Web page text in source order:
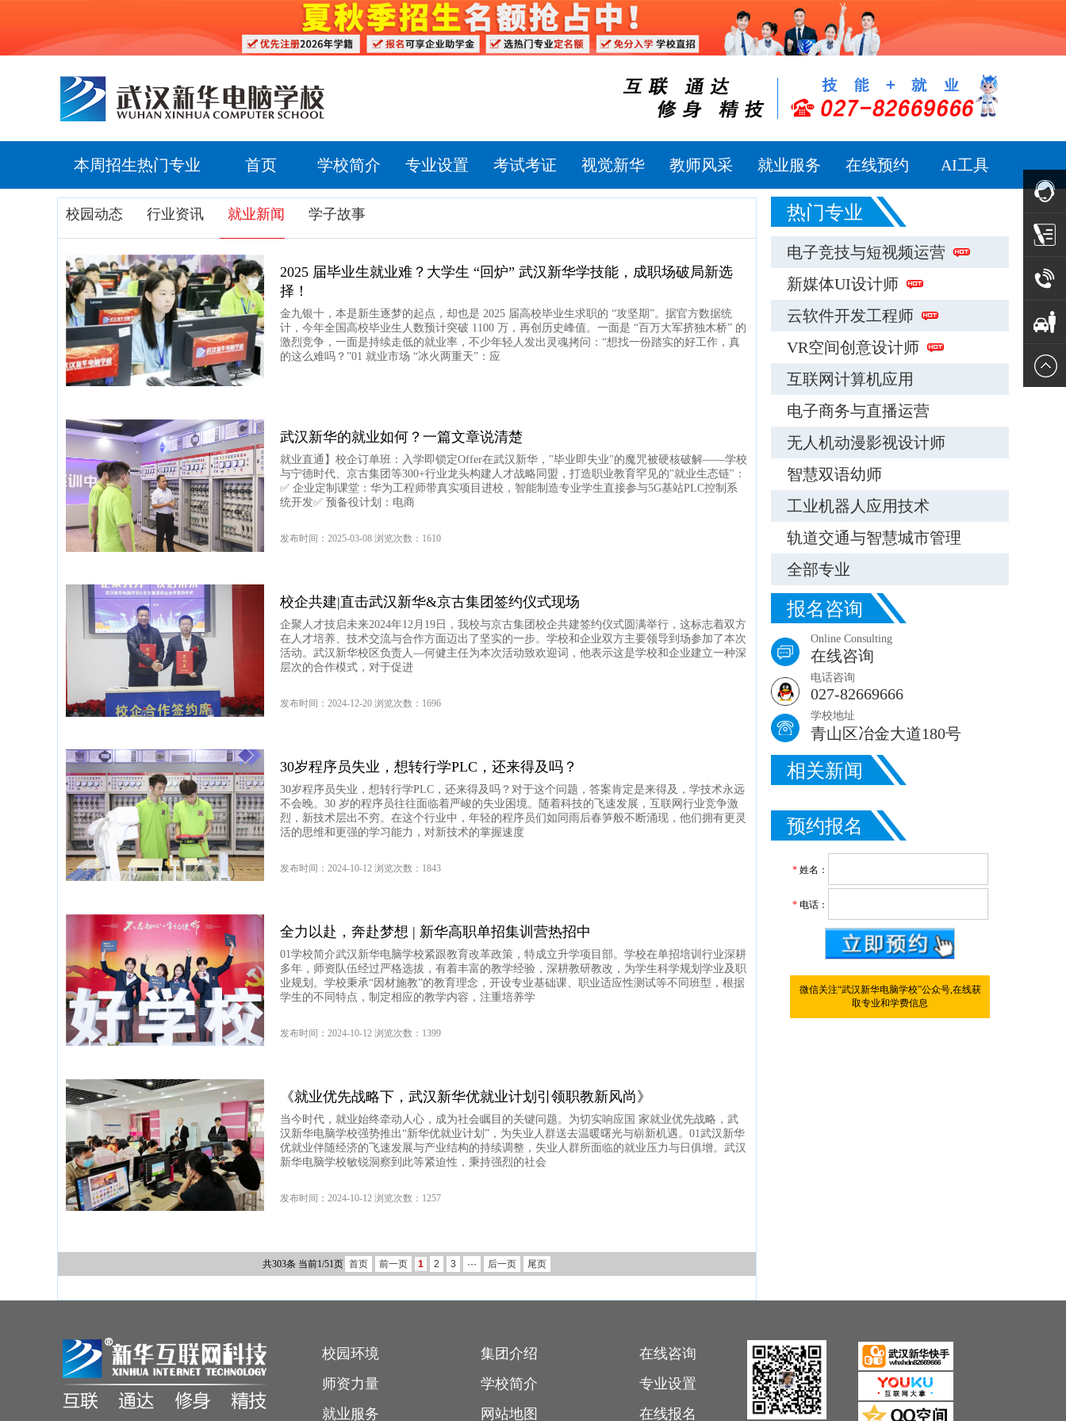
本周招生热门专业 首页 学校简介 专业设置 考试考证 视觉新华 教师风采 就业服务 在线预约 AI工具
校园动态 行业资讯 就业新闻 学子故事
2025 届毕业生就业难？大学生 “回炉” 武汉新华学技能，成职场破局新选
择！
金九银十，本是新生逐梦的起点，却也是 2025 届高校毕业生求职的 “攻坚期”。据官方数据统
计，今年全国高校毕业生人数预计突破 1100 万，再创历史峰值。一面是 “百万大军挤独木桥” 的
激烈竞争，一面是持续走低的就业率，不少年轻人发出灵魂拷问：“想找一份踏实的好工作，真
的这么难吗？”01 就业市场 “冰火两重天”：应
武汉新华的就业如何？一篇文章说清楚
就业直通】校企订单班：入学即锁定Offer在武汉新华，"毕业即失业"的魔咒被硬核破解——学校
与宁德时代、京古集团等300+行业龙头构建人才战略同盟，打造职业教育罕见的"就业生态链"：
✅ 企业定制课堂：华为工程师带真实项目进校，智能制造专业学生直接参与5G基站PLC控制系
统开发✅ 预备役计划：电商
发布时间：2025-03-08 浏览次数：1610
校企共建|直击武汉新华&京古集团签约仪式现场
企聚人才技启未来2024年12月19日，我校与京古集团校企共建签约仪式圆满举行，这标志着双方
在人才培养、技术交流与合作方面迈出了坚实的一步。学校和企业双方主要领导到场参加了本次
活动。武汉新华校区负责人—何健主任为本次活动致欢迎词，他表示这是学校和企业建立一种深
层次的合作模式，对于促进
发布时间：2024-12-20 浏览次数：1696
30岁程序员失业，想转行学PLC，还来得及吗？
30岁程序员失业，想转行学PLC，还来得及吗？对于这个问题，答案肯定是来得及，学技术永远
不会晚。30 岁的程序员往往面临着严峻的失业困境。随着科技的飞速发展，互联网行业竞争激
烈，新技术层出不穷。在这个行业中，年轻的程序员们如同雨后春笋般不断涌现，他们拥有更灵
活的思维和更强的学习能力，对新技术的掌握速度
发布时间：2024-10-12 浏览次数：1843
全力以赴，奔赴梦想 | 新华高职单招集训营热招中
01学校简介武汉新华电脑学校紧跟教育改革政策，特成立升学项目部。学校在单招培训行业深耕
多年，师资队伍经过严格选拔，有着丰富的教学经验，深耕教研教改，为学生科学规划学业及职
业规划。学校秉承“因材施教”的教育理念，开设专业基础课、职业适应性测试等不同班型，根据
学生的不同特点，制定相应的教学内容，注重培养学
发布时间：2024-10-12 浏览次数：1399
《就业优先战略下，武汉新华优就业计划引领职教新风尚》
当今时代，就业始终牵动人心，成为社会瞩目的关键问题。为切实响应国 家就业优先战略，武
汉新华电脑学校强势推出“新华优就业计划”，为失业人群送去温暖曙光与崭新机遇。01武汉新华
优就业伴随经济的飞速发展与产业结构的持续调整，失业人群所面临的就业压力与日俱增。武汉
新华电脑学校敏锐洞察到此等紧迫性，秉持强烈的社会
发布时间：2024-10-12 浏览次数：1257
共303条 当前1/51页 首页 前一页 1 2 3 ··· 后一页 尾页
热门专业
电子竞技与短视频运营
新媒体UI设计师
云软件开发工程师
VR空间创意设计师
互联网计算机应用
电子商务与直播运营
无人机动漫影视设计师
智慧双语幼师
工业机器人应用技术
轨道交通与智慧城市管理
全部专业
报名咨询
Online Consulting
在线咨询
电话咨询
027-82669666
学校地址
青山区冶金大道180号
相关新闻
预约报名
* 姓名：
* 电话：
微信关注“武汉新华电脑学校”公众号,在线获
取专业和学费信息
校园环境
师资力量
就业服务
集团介绍
学校简介
网站地图
在线咨询
专业设置
在线报名
在线咨
预约报
名
电话咨
校车接